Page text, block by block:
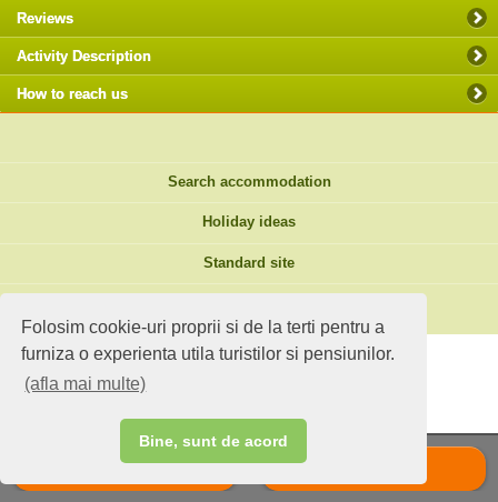
Folosim cookie-uri proprii si de la terti pentru a
furniza o experienta utila turistilor si pensiunilor.
(afla mai multe)
Bine, sunt de acord
Call
Reviews
Activity Description
How to reach us
Search accommodation
Holiday ideas
Standard site